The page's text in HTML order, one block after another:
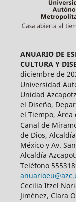
ANUARIO DE
CULTURA Y
diciembre de
Universidad
Unidad
el Diseño,
el Tiempo, Área
Canal de
de Dios,
México y Av.
Alcaldía
Teléfono
Cecilia Itzel
Jiménez, Clara